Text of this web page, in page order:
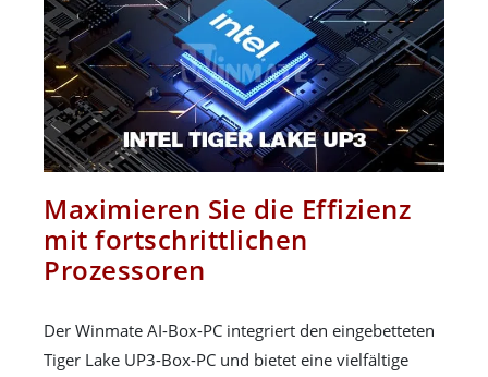
Maximieren Sie die Effizienz
mit fortschrittlichen
Prozessoren
Der Winmate AI-Box-PC integriert den eingebetteten
Tiger Lake UP3-Box-PC und bietet eine vielfältige